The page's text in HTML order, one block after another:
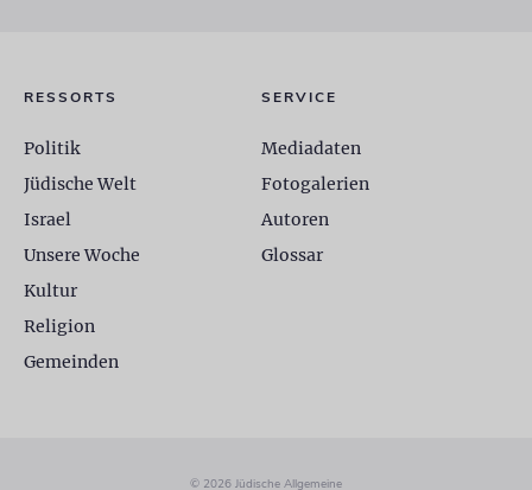
RESSORTS
Politik
Jüdische Welt
Israel
Unsere Woche
Kultur
Religion
Gemeinden
SERVICE
Mediadaten
Fotogalerien
Autoren
Glossar
© 2026 Jüdische Allgemeine